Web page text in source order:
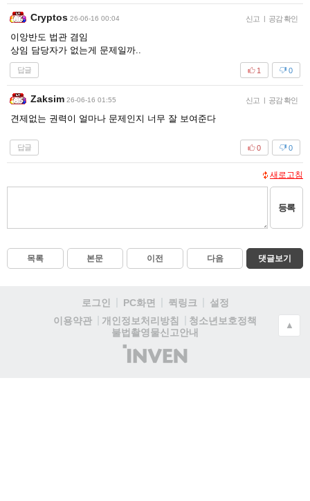
Cryptos 26-06-16 00:04 신고 | 공감 확인
이앙반도 법관 겸임
상임 담당자가 없는게 문제일까..
답글 0
1
Zaksim 26-06-16 01:55 신고 | 공감 확인
견제없는 권력이 얼마나 문제인지 너무 잘 보여준다
답글 0
0
새로고침
등록
목록 본문 이전 다음 댓글보기
로그인 PC화면 퀵링크
설정
이용약관
개인정보처리방침
청소년보호정책
불법촬영물신고안내
(주)
인
▲